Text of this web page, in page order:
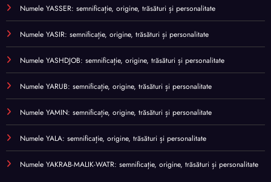
Numele YASSER: semnificație, origine, trăsături și personalitate
Numele YASIR: semnificație, origine, trăsături și personalitate
Numele YASHDJOB: semnificație, origine, trăsături și personalitate
Numele YARUB: semnificație, origine, trăsături și personalitate
Numele YAMIN: semnificație, origine, trăsături și personalitate
Numele YALA: semnificație, origine, trăsături și personalitate
Numele YAKRAB-MALIK-WATR: semnificație, origine, trăsături și personalitate